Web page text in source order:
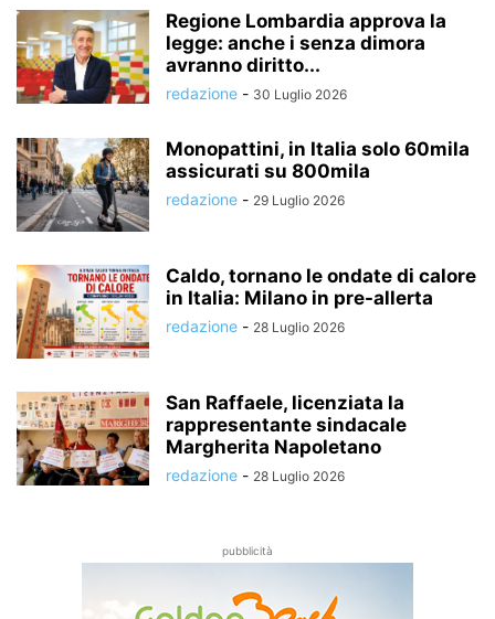
Regione Lombardia approva la
legge: anche i senza dimora
avranno diritto...
redazione - 30 Luglio 2026
Monopattini, in Italia solo 60mila
assicurati su 800mila
redazione - 29 Luglio 2026
Caldo, tornano le ondate di calore
in Italia: Milano in pre-allerta
redazione - 28 Luglio 2026
San Raffaele, licenziata la
rappresentante sindacale
Margherita Napoletano
redazione - 28 Luglio 2026
pubblicità